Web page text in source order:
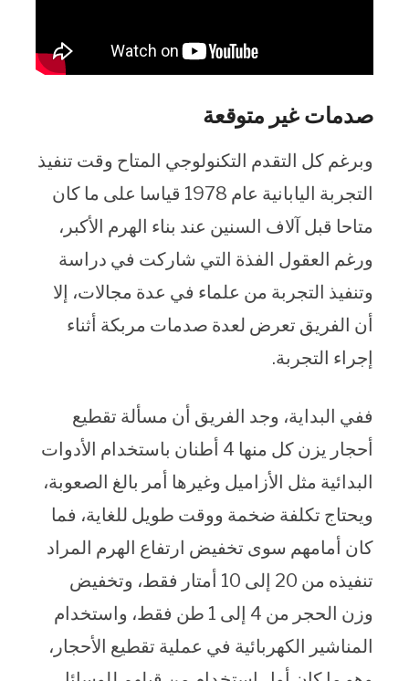
صدمات غير متوقعة
وبرغم كل التقدم التكنولوجي المتاح وقت تنفيذ
التجربة اليابانية عام 1978 قياسا على ما كان
متاحا قبل آلاف السنين عند بناء الهرم الأكبر،
ورغم العقول الفذة التي شاركت في دراسة
وتنفيذ التجربة من علماء في عدة مجالات، إلا
أن الفريق تعرض لعدة صدمات مربكة أثناء
إجراء التجربة.
ففي البداية، وجد الفريق أن مسألة تقطيع
أحجار يزن كل منها 4 أطنان باستخدام الأدوات
البدائية مثل الأزاميل وغيرها أمر بالغ الصعوبة،
ويحتاج تكلفة ضخمة ووقت طويل للغاية، فما
كان أمامهم سوى تخفيض ارتفاع الهرم المراد
تنفيذه من 20 إلى 10 أمتار فقط، وتخفيض
وزن الحجر من 4 إلى 1 طن فقط، واستخدام
المناشير الكهربائية في عملية تقطيع الأحجار،